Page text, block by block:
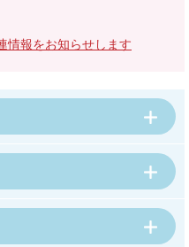
情報をお知らせします